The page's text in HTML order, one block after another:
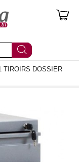
0
TIROIRS DOSSIER